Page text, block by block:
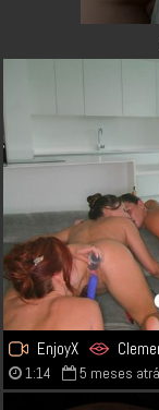
EnjoyX
1:14 5 meses